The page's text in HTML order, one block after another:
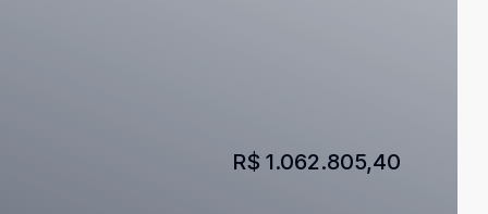
R$ 1.062.805,40